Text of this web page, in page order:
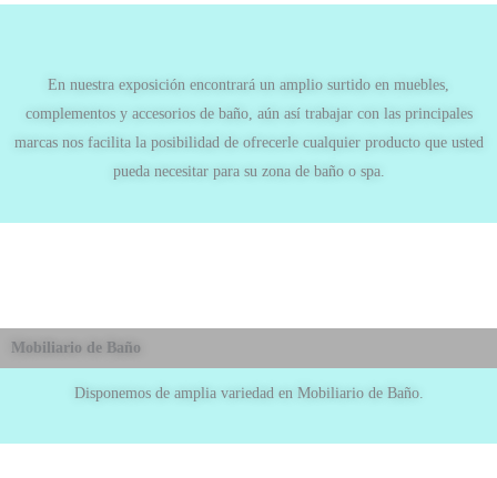
En nuestra exposición encontrará un amplio surtido en muebles,
complementos y accesorios de baño, aún así trabajar con las principales
marcas nos facilita la posibilidad de ofrecerle cualquier producto que usted
pueda necesitar para su zona de baño o spa.
Mobiliario de Baño
Disponemos de amplia variedad en Mobiliario de Baño.